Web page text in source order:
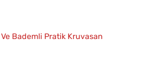
Ve Bademli Pratik Kruvasan